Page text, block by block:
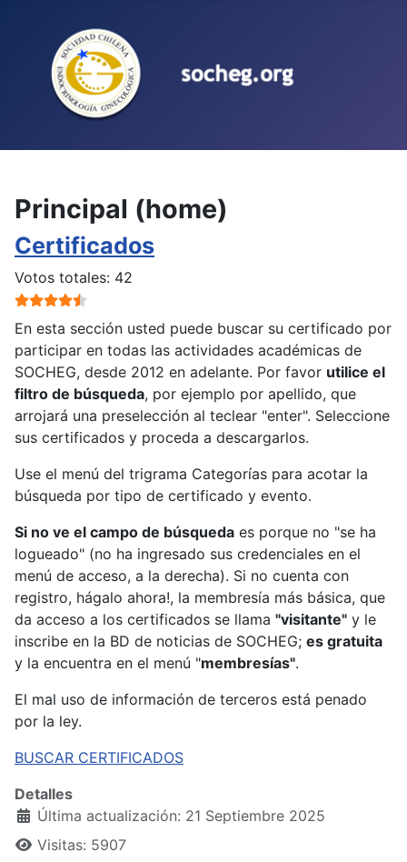
Principal (home)
Certificados
Ratio: 4.5/5
Votos totales: 42
En esta sección usted puede buscar su certificado por
participar en todas las actividades académicas de
SOCHEG, desde 2012 en adelante. Por favor utilice el
filtro de búsqueda, por ejemplo por apellido, que
arrojará una preselección al teclear "enter". Seleccione
sus certificados y proceda a descargarlos.
Use el menú del trigrama Categorías para acotar la
búsqueda por tipo de certificado y evento.
Si no ve el campo de búsqueda es porque no "se ha
logueado" (no ha ingresado sus credenciales en el
menú de acceso, a la derecha). Si no cuenta con
registro, hágalo ahora!, la membresía más básica, que
da acceso a los certificados se llama "visitante" y le
inscribe en la BD de noticias de SOCHEG; es gratuita
y la encuentra en el menú "membresías".
El mal uso de información de terceros está penado
por la ley.
BUSCAR CERTIFICADOS
Detalles
Última actualización: 21 Septiembre 2025
Visitas: 5907